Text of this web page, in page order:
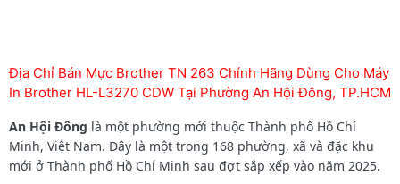
Địa Chỉ Bán Mực Brother TN 263 Chính Hãng Dùng Cho Máy
In Brother HL-L3270 CDW Tại Phường An Hội Đông, TP.HCM
An Hội Đông là một phường mới thuộc Thành phố Hồ Chí
Minh, Việt Nam. Đây là một trong 168 phường, xã và đặc khu
mới ở Thành phố Hồ Chí Minh sau đợt sắp xếp vào năm 2025.